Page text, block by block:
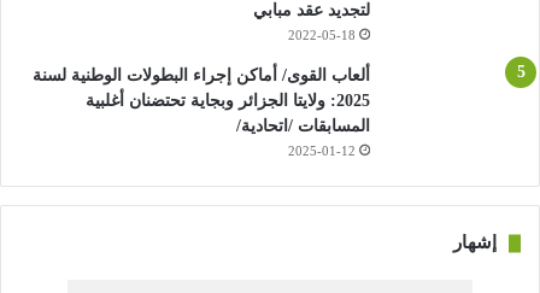
لتجديد عقد مبابي
2022-05-18
ألعاب القوى/ أماكن إجراء البطولات الوطنية لسنة
2025: ولايتا الجزائر وبجاية تحتضنان أغلبية
المسابقات /اتحادية/
2025-01-12
إشهار